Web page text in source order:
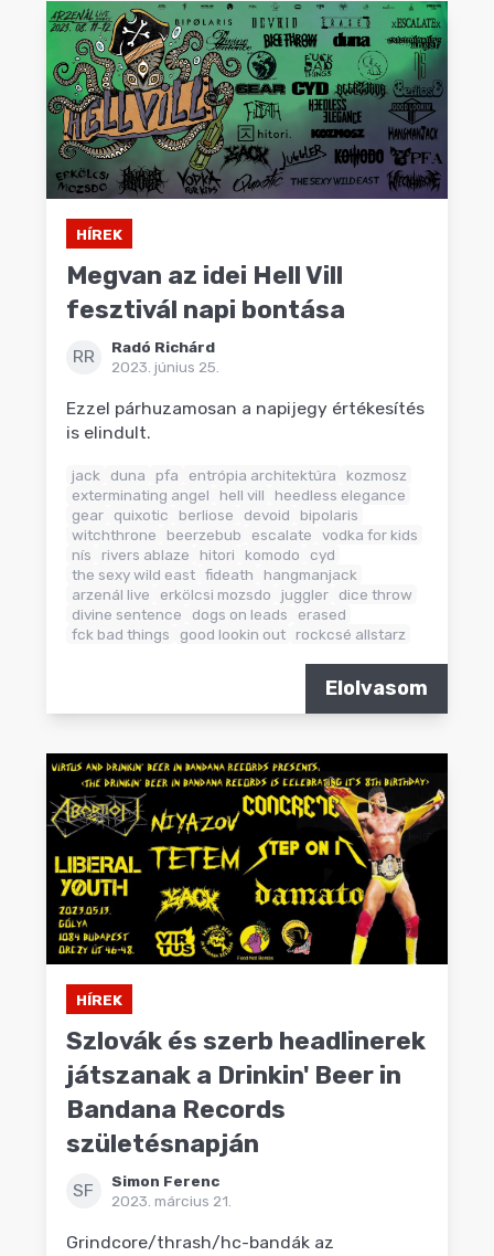
HÍREK
Megvan az idei Hell Vill
fesztivál napi bontása
RR
Radó Richárd
2023. június 25.
Ezzel párhuzamosan a napijegy értékesítés
is elindult.
jack duna pfa entrópia architektúra
kozmosz
exterminating angel
hell vill
heedless elegance
gear
quixotic berliose devoid
bipolaris
witchthrone
beerzebub escalate
vodka for kids
nís
rivers ablaze hitori komodo
cyd
the sexy wild east fideath
hangmanjack
arzenál live
erkölcsi mozsdo juggler
dice throw
divine sentence
dogs on leads
erased
fck bad things
good lookin out rockcsé allstarz
Elolvasom
HÍREK
Szlovák és szerb headlinerek
játszanak a Drinkin' Beer in
Bandana Records
születésnapján
SF
Simon Ferenc
2023. március 21.
Grindcore/thrash/hc-bandák az